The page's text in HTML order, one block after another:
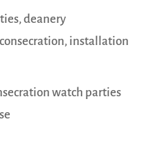
deanery
installation
watch parties